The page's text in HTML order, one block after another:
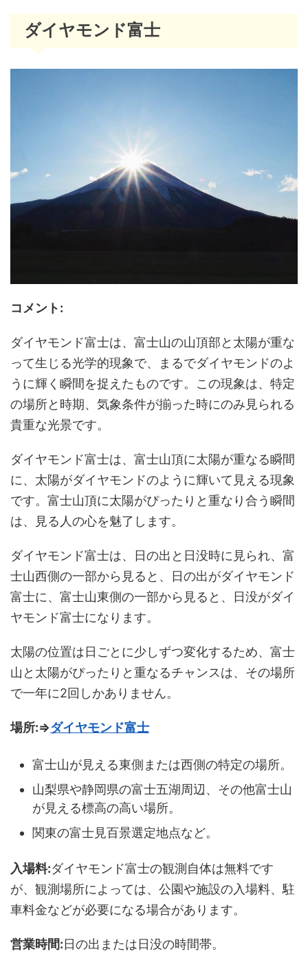
ダイヤモンド富士
コメント:
ダイヤモンド富士は、富士山の山頂部と太陽が重な
って生じる光学的現象で、まるでダイヤモンドのよ
うに輝く瞬間を捉えたものです。この現象は、特定
の場所と時期、気象条件が揃った時にのみ見られる
貴重な光景です。
ダイヤモンド富士は、富士山頂に太陽が重なる瞬間
に、太陽がダイヤモンドのように輝いて見える現象
です。富士山頂に太陽がぴったりと重なり合う瞬間
は、見る人の心を魅了します。
ダイヤモンド富士は、日の出と日没時に見られ、富
士山西側の一部から見ると、日の出がダイヤモンド
富士に、富士山東側の一部から見ると、日没がダイ
ヤモンド富士になります。
太陽の位置は日ごとに少しずつ変化するため、富士
山と太陽がぴったりと重なるチャンスは、その場所
で一年に2回しかありません。
場所:⇒ダイヤモンド富士
富士山が見える東側または西側の特定の場所。
山梨県や静岡県の富士五湖周辺、その他富士山
が見える標高の高い場所。
関東の富士見百景選定地点など。
入場料:ダイヤモンド富士の観測自体は無料です
が、観測場所によっては、公園や施設の入場料、駐
車料金などが必要になる場合があります。
営業時間:日の出または日没の時間帯。